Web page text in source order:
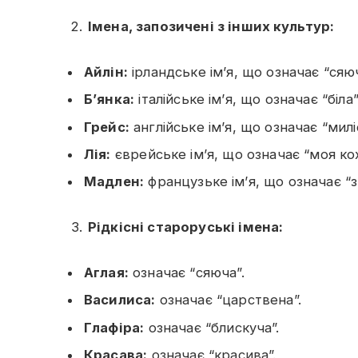
Імена, запозичені з інших культур:
Айлін: ірландське ім’я, що означає
Б’янка: італійське ім’я, що означає
Грейс: англійське ім’я, що означає
Лія: єврейське ім’я, що означає “моя
Мадлен: французьке ім’я, що означає
Рідкісні староруські імена:
Аглая: означає “сяюча”.
Василиса: означає “царствена”.
Глафіра: означає “блискуча”.
Красава: означає “красива”.